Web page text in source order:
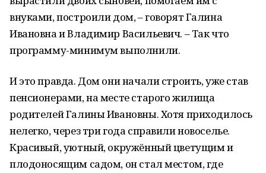
внуками, построили дом, – говорят Галина
Ивановна и Владимир Васильевич. – Так что
программу-минимум выполнили.
И это правда. Дом они начали строить, уже став
пенсионерами, на месте старого жилища
родителей Галины Ивановны. Хотя приходилось
нелегко, через три года справили новоселье.
Красивый, уютный, окружённый цветущим и
плодоносящим садом, он стал местом, где